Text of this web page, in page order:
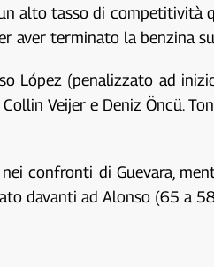
alto tasso di competitività
aver terminato la benzina
López (penalizzato ad
Veijer e Deniz Öncü.
confronti di Guevara,
davanti ad Alonso (65 a